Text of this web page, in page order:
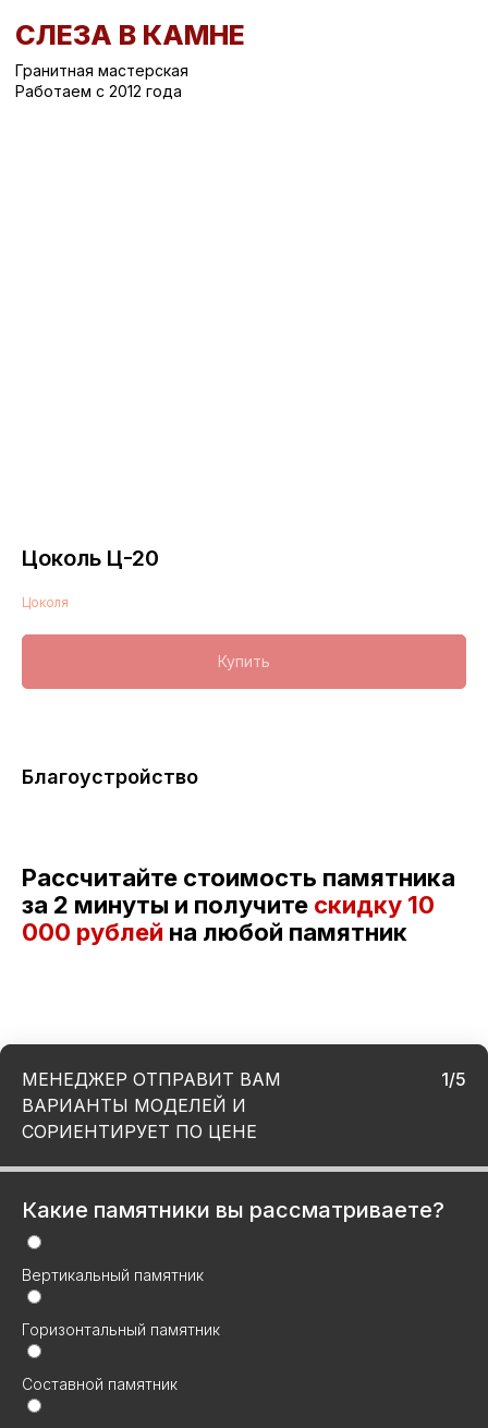
СЛЕЗА В КАМНЕ
Работаем с 2012 года
Вернуться назад / Цоколь на могилу
Цоколь Ц-20
Цоколя
Купить
Благоустройство
Рассчитайте стоимость памятника
за 2 минуты и получите скидку 10
000 рублей на любой памятник
МЕНЕДЖЕР ОТПРАВИТ ВАМ
ВАРИАНТЫ МОДЕЛЕЙ И
СОРИЕНТИРУЕТ ПО ЦЕНЕ
1/5
Какие памятники вы рассматриваете?
Вертикальный памятник
Горизонтальный памятник
Составной памятник